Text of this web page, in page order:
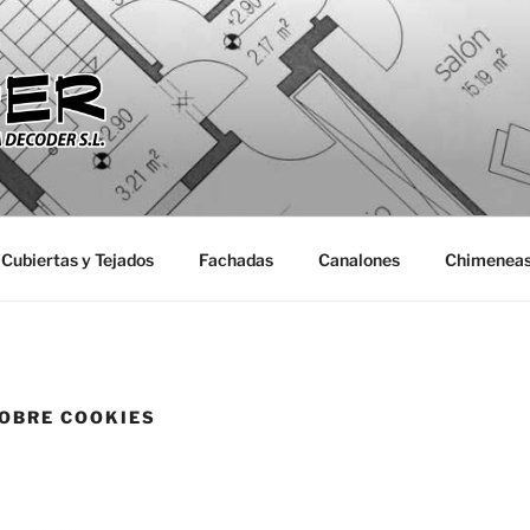
Y REFORMAS
que da servicio a Comunidades de Vecinos,
Cubiertas y Tejados Fachadas Canalones
COOKIES